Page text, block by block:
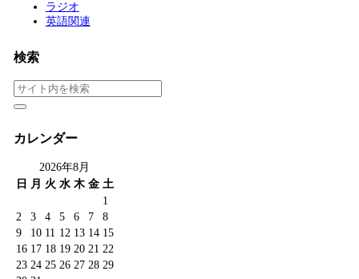
ラジオ
英語関連
検索
カレンダー
2026年8月
日 月 火 水 木 金 土
1
2
3 4 5 6 7
8
9
10 11 12 13 14 15
16 17 18 19 20 21 22
23 24 25 26 27 28 29